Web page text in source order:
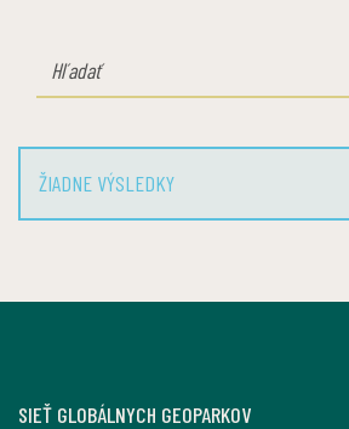
HĽADAŤ
ŽIADNE VÝSLEDKY
SIEŤ GLOBÁLNYCH GEOPARKOV